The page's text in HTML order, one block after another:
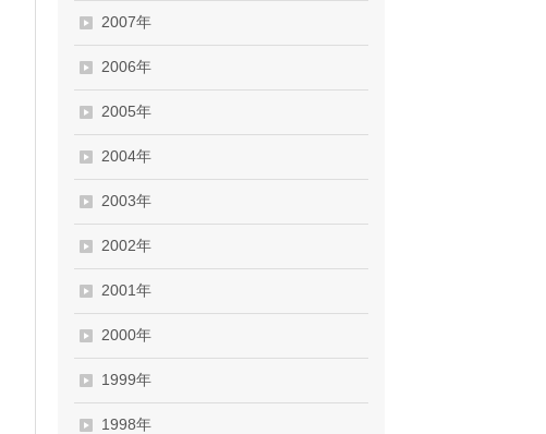
2007年
2006年
2005年
2004年
2003年
2002年
2001年
2000年
1999年
1998年